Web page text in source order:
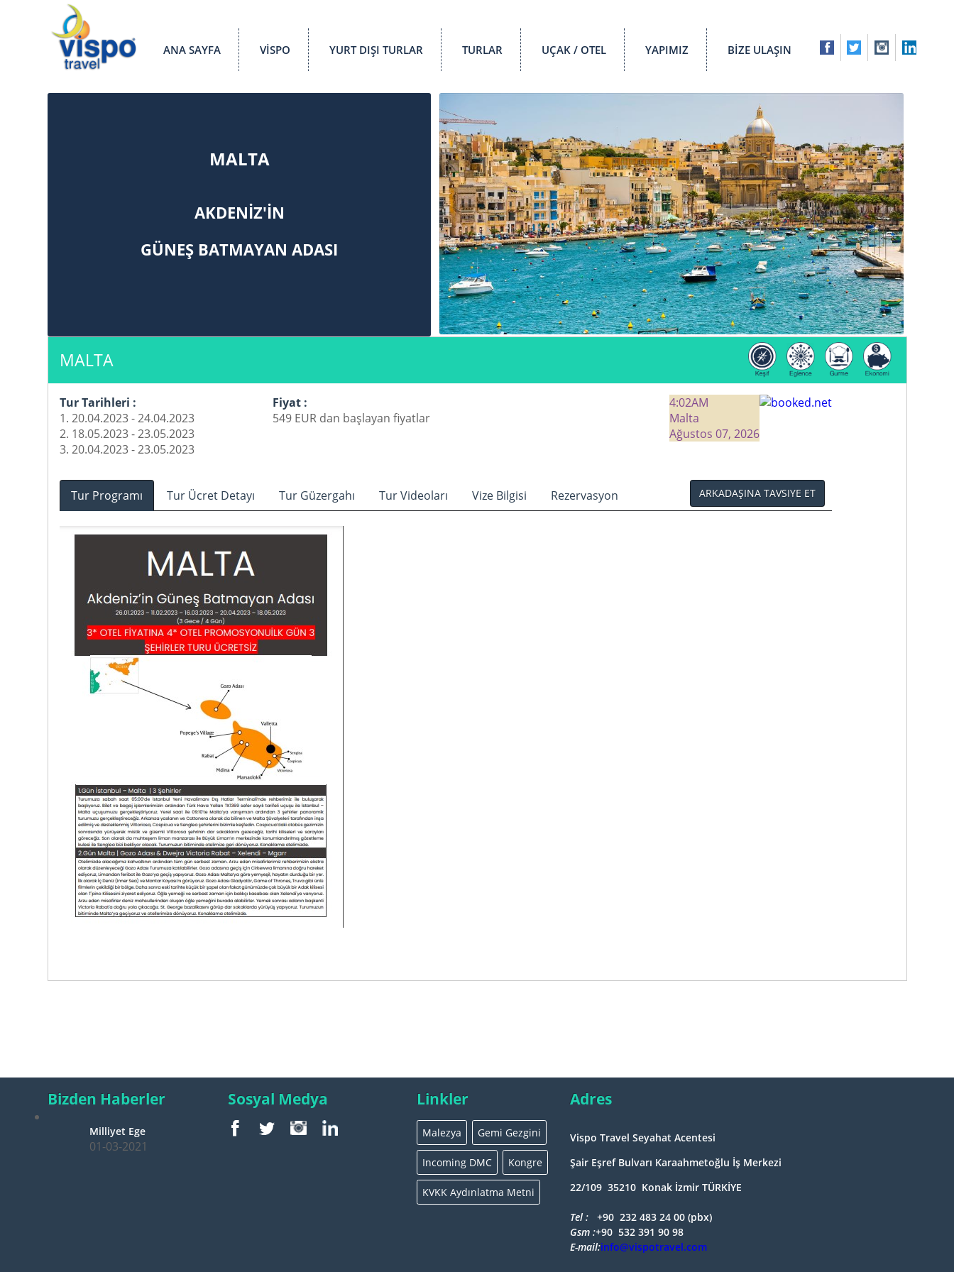
ANA SAYFA VİSPO YURT DIŞI TURLAR TURLAR UÇAK / OTEL YAPIMIZ BİZE ULAŞIN
MALTA
AKDENİZ'İN
GÜNEŞ BATMAYAN ADASI
MALTA
Tur Tarihleri :
1. 20.04.2023 - 24.04.2023
2. 18.05.2023 - 23.05.2023
3. 20.04.2023 - 23.05.2023
Fiyat :
549 EUR dan başlayan fiyatlar
4:02AM
Malta
Ağustos 07, 2026
ARKADAŞINA TAVSIYE ET
Tur Programı Tur Ücret Detayı Tur Güzergahı Tur Videoları Vize Bilgisi Rezervasyon
Bizden Haberler
Milliyet Ege
01-03-2021
Sosyal Medya Linkler
Malezya Gemi Gezgini
Incoming DMC Kongre
KVKK Aydınlatma Metni
Adres
Vispo Travel Seyahat Acentesi
Şair Eşref Bulvarı Karaahmetoğlu İş Merkezi
22/109 35210 Konak İzmir TÜRKİYE
Tel : +90 232 483 24 00 (pbx)
Gsm :+90 532 391 90 98
E-mail:info@vispotravel.com